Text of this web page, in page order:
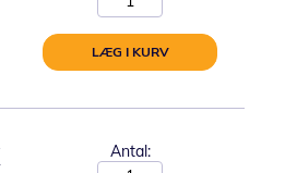
LÆG I KURV
Antal: